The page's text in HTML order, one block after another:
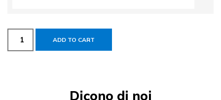
ADD TO CART
Dicono di noi